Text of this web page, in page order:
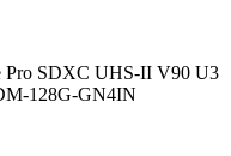
Pro SDXC UHS-II V90 U3
128G-GN4IN